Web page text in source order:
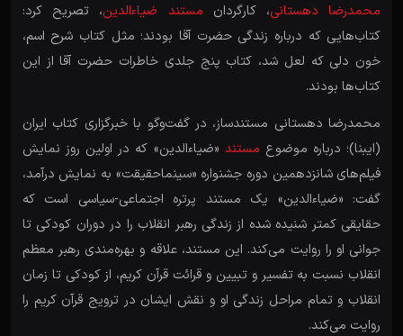
محمدرضا دهستانی، کارگردان مستند ضیاءالدین، تصریح کرد:
کتاب‌هایی که درباره زندگی حضرت آقا بودند؛ مثل کتاب شرح اسم،
خون دلی که لعل شد، کتاب پنج جلدی خاطرات حضرت آقا از این
کتاب‌ها بودند.
محمدرضا دهستانی مستندساز، در گفت‌و‌گو با خبرگزاری کتاب ایران
(ایبنا)؛ درباره موضوع مستند «ضیاءالدین» که در اولین روز نمایش
فیلم‌های شانزدهمین دوره جشنواره «سینماحقیقت» به نمایش در‌آمد،
گفت: «ضیاءالدین» یک مستند پرتره اجتماعی-سیاسی است که
حقایقی کمتر شنیده شده از زندگی رهبر انقلاب را در دوران کودکی تا
جوانی او را روایت می‌کند. این مستند، علاقه‌‌ و بهره‌مندی رهبر معظم
انقلاب نسبت به تفسیر و تبیین و قرائت قرآن کریم، از کودکی تا زمان
انقلاب و تمام مراحل زندگی او و نقش ایشان در ترویج قرآن کریم را
روایت می‌کند.